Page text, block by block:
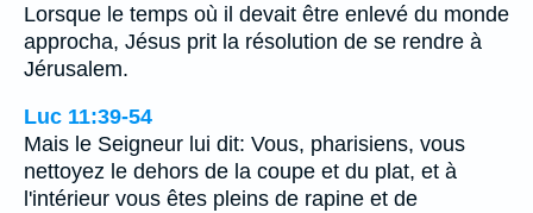
Lorsque le temps où il devait être enlevé du monde
approcha, Jésus prit la résolution de se rendre à
Jérusalem.
Luc 11:39-54
Mais le Seigneur lui dit: Vous, pharisiens, vous
nettoyez le dehors de la coupe et du plat, et à
l'intérieur vous êtes pleins de rapine et de